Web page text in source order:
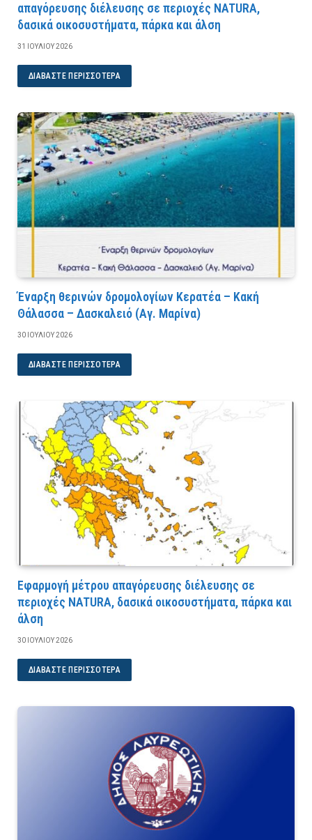
απαγόρευσης διέλευσης σε περιοχές NATURA,
δασικά οικοσυστήματα, πάρκα και άλση
31 ΙΟΥΛΊΟΥ 2026
ΔΙΑΒΆΣΤΕ ΠΕΡΙΣΣΌΤΕΡΑ
Έναρξη θερινών δρομολογίων Κερατέα – Κακή
Θάλασσα – Δασκαλειό (Αγ. Μαρίνα)
30 ΙΟΥΛΊΟΥ 2026
ΔΙΑΒΆΣΤΕ ΠΕΡΙΣΣΌΤΕΡΑ
Εφαρμογή μέτρου απαγόρευσης διέλευσης σε
περιοχές NATURA, δασικά οικοσυστήματα, πάρκα και
άλση
30 ΙΟΥΛΊΟΥ 2026
ΔΙΑΒΆΣΤΕ ΠΕΡΙΣΣΌΤΕΡΑ